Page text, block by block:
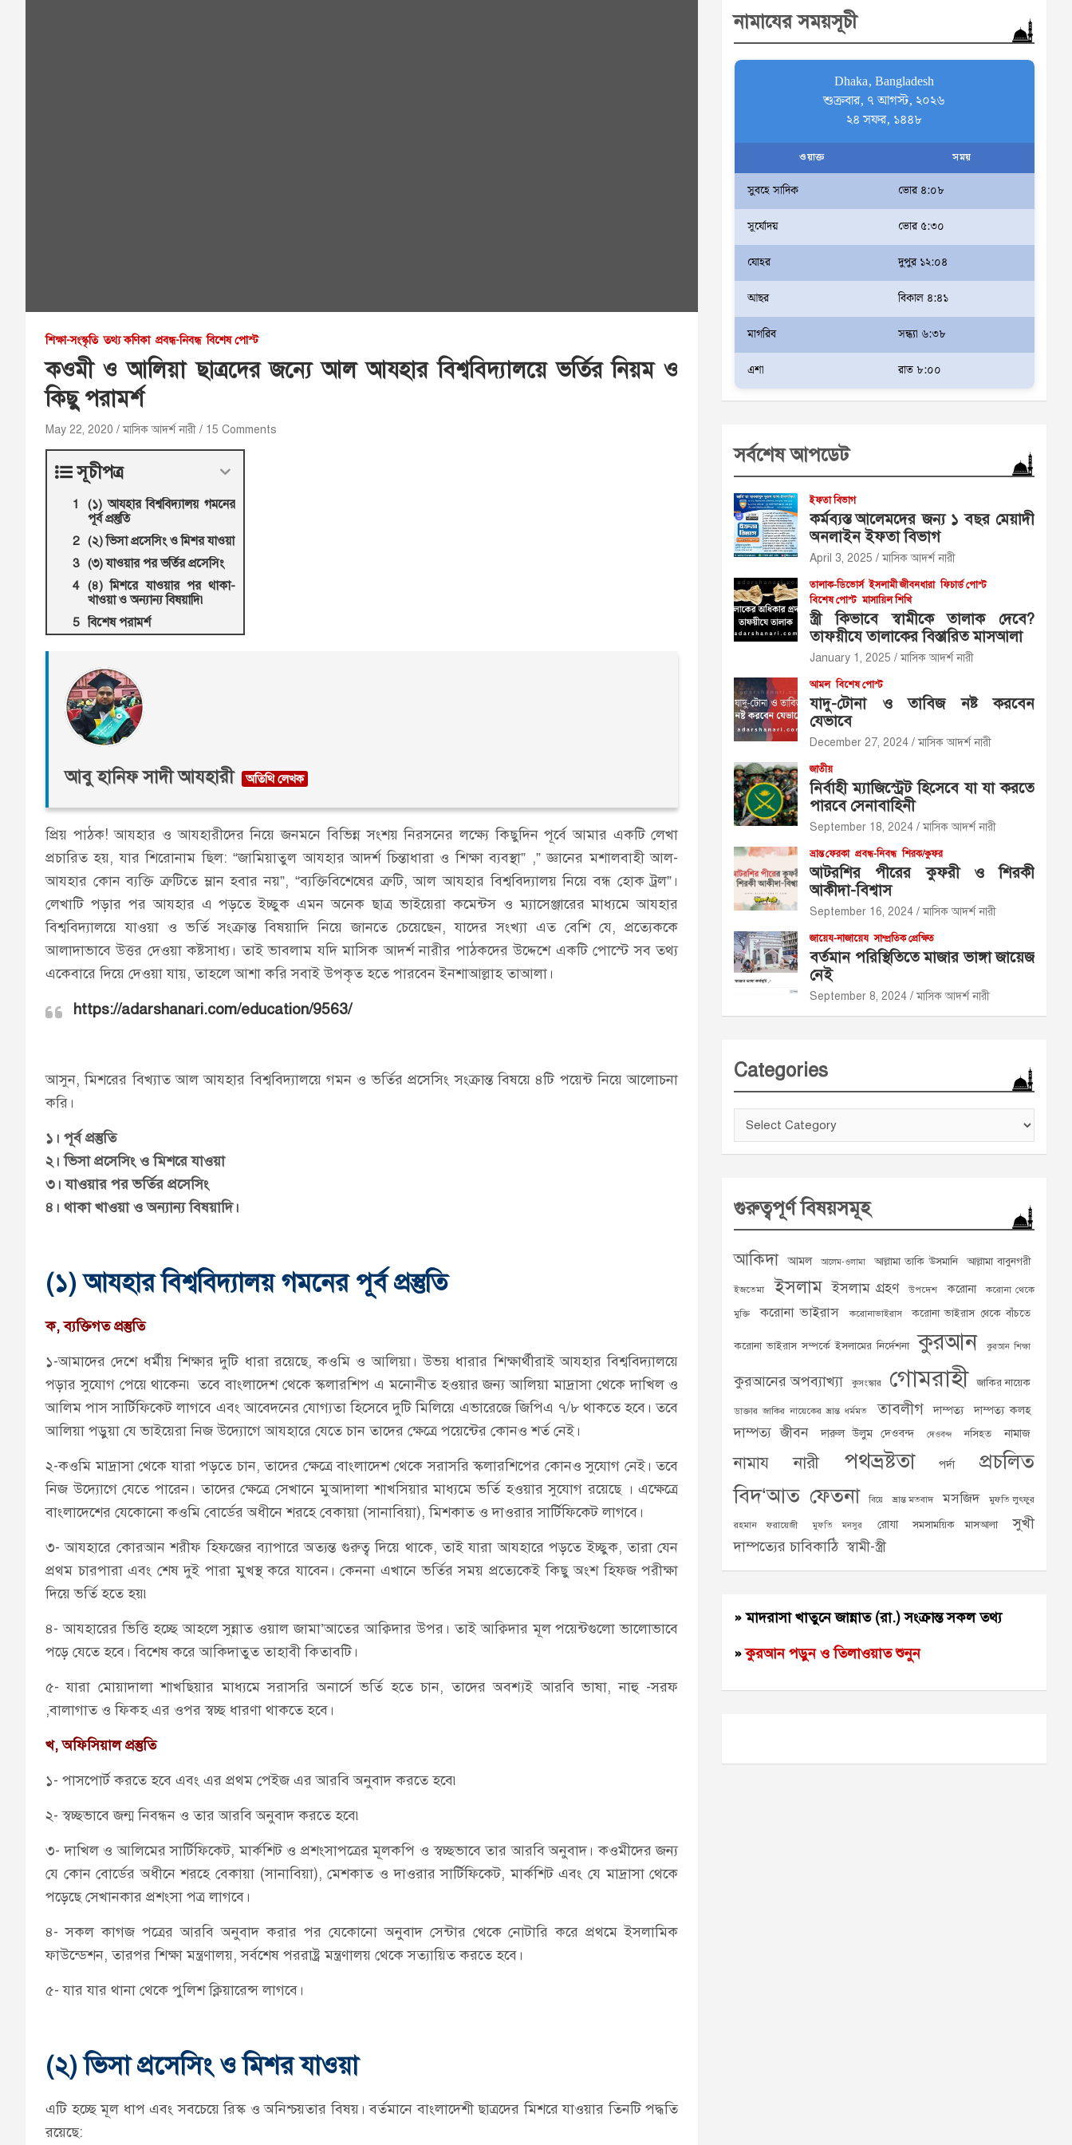
শিক্ষা-সংস্কৃতি তথ্য কণিকা প্রবন্ধ-নিবন্ধ বিশেষ পোস্ট
কওমী ও আলিয়া ছাত্রদের জন্যে আল আযহার বিশ্ববিদ্যালয়ে ভর্তির নিয়ম ও
কিছু পরামর্শ
May 22, 2020 মাসিক আদর্শ নারী 15 Comments
সূচীপত্র
(১) আযহার বিশ্ববিদ্যালয় গমনের
পূর্ব প্রস্তুতি
(২) ভিসা প্রসেসিং ও মিশর যাওয়া
(৩) যাওয়ার পর ভর্তির প্রসেসিং
(৪) মিশরে যাওয়ার পর থাকা-
খাওয়া ও অন্যান্য বিষয়াদি৷
বিশেষ পরামর্শ
আবু হানিফ সাদী আযহারী
প্রিয় পাঠক! আযহার ও আযহারীদের নিয়ে জনমনে বিভিন্ন সংশয় নিরসনের লক্ষ্যে কিছুদিন পূর্বে আমার একটি লেখা
প্রচারিত হয়, যার শিরোনাম ছিল: “জামিয়াতুল আযহার আদর্শ চিন্তাধারা ও শিক্ষা ব্যবস্থা” ,” জ্ঞানের মশালবাহী আল-
আযহার কোন ব্যক্তি ত্রুটিতে ম্লান হবার নয়”, “ব্যক্তিবিশেষের ত্রুটি, আল আযহার বিশ্ববিদ্যালয় নিয়ে বন্ধ হোক ট্রল”।
লেখাটি পড়ার পর আযহার এ পড়তে ইচ্ছুক এমন অনেক ছাত্র ভাইয়েরা কমেন্টস ও ম্যাসেঞ্জারের মাধ্যমে আযহার
বিশ্ববিদ্যালয়ে যাওয়া ও ভর্তি সংক্রান্ত বিষয়াদি নিয়ে জানতে চেয়েছেন, যাদের সংখ্যা এত বেশি যে, প্রত্যেককে
আলাদাভাবে উত্তর দেওয়া কষ্টসাধ্য। তাই ভাবলাম যদি মাসিক আদর্শ নারীর পাঠকদের উদ্দেশে একটি পোস্টে সব তথ্য
একেবারে দিয়ে দেওয়া যায়, তাহলে আশা করি সবাই উপকৃত হতে পারবেন ইনশাআল্লাহ তাআলা।
https://adarshanari.com/education/9563/
আসুন, মিশরের বিখ্যাত আল আযহার বিশ্ববিদ্যালয়ে গমন ও ভর্তির প্রসেসিং সংক্রান্ত বিষয়ে ৪টি পয়েন্ট নিয়ে আলোচনা
করি।
১। পূর্ব প্রস্তুতি
২। ভিসা প্রসেসিং ও মিশরে যাওয়া
৩। যাওয়ার পর ভর্তির প্রসেসিং
৪। থাকা খাওয়া ও অন্যান্য বিষয়াদি।
(১)আযহার বিশ্ববিদ্যালয় গমনের পূর্ব প্রস্তুতি
ক, ব্যক্তিগত প্রস্তুতি
১-আমাদের দেশে ধর্মীয় শিক্ষার দুটি ধারা রয়েছে, কওমি ও আলিয়া। উভয় ধারার শিক্ষার্থীরাই আযহার বিশ্ববিদ্যালয়ে
পড়ার সুযোগ পেয়ে থাকেন৷ তবে বাংলাদেশ থেকে স্কলারশিপ এ মনোনীত হওয়ার জন্য আলিয়া মাদ্রাসা থেকে দাখিল ও
আলিম পাস সার্টিফিকেট লাগবে এবং আবেদনের যোগ্যতা হিসেবে দুটি মিলিয়ে এভারেজে জিপিএ ৭/৮ থাকতে হবে। তবে
আলিয়া পড়ুয়া যে ভাইয়েরা নিজ উদ্যোগে আযহারে যেতে চান তাদের ক্ষেত্রে পয়েন্টের কোনও শর্ত নেই।
২-কওমি মাদ্রাসা থেকে যারা পড়তে চান, তাদের ক্ষেত্রে বাংলাদেশ থেকে সরাসরি স্কলারশিপের কোনও সুযোগ নেই। তবে
নিজ উদ্যোগে যেতে পারেন। তাদের ক্ষেত্রে সেখানে মুআদালা শাখসিয়ার মাধ্যমে ভর্তি হওয়ার সুযোগ রয়েছে । এক্ষেত্রে
বাংলাদেশের যেকোনো কওমি বোর্ডের অধীনে শরহে বেকায়া (সানাবিয়া), মিশকাত ও দাওরার সার্টিফিকেট লাগবে।
৩- আযহারে কোরআন শরীফ হিফজের ব্যাপারে অত্যন্ত গুরুত্ব দিয়ে থাকে, তাই যারা আযহারে পড়তে ইচ্ছুক, তারা যেন
প্রথম চারপারা এবং শেষ দুই পারা মুখস্থ করে যাবেন। কেননা এখানে ভর্তির সময় প্রত্যেকেই কিছু অংশ হিফজ পরীক্ষা
দিয়ে ভর্তি হতে হয়৷
৪- আযহারের ভিত্তি হচ্ছে আহলে সুন্নাত ওয়াল জামা’আতের আক্বিদার উপর। তাই আক্বিদার মূল পয়েন্টগুলো ভালোভাবে
পড়ে যেতে হবে। বিশেষ করে আকিদাতুত তাহাবী কিতাবটি।
৫- যারা মোয়াদালা শাখছিয়ার মাধ্যমে সরাসরি অনার্সে ভর্তি হতে চান, তাদের অবশ্যই আরবি ভাষা, নাহু -সরফ
,বালাগাত ও ফিকহ এর ওপর স্বচ্ছ ধারণা থাকতে হবে।
খ, অফিসিয়াল প্রস্তুতি
১- পাসপোর্ট করতে হবে এবং এর প্রথম পেইজ এর আরবি অনুবাদ করতে হবে৷
২- স্বচ্ছভাবে জন্ম নিবন্ধন ও তার আরবি অনুবাদ করতে হবে৷
৩- দাখিল ও আলিমের সার্টিফিকেট, মার্কশিট ও প্রশংসাপত্রের মূলকপি ও স্বচ্ছভাবে তার আরবি অনুবাদ। কওমীদের জন্য
যে কোন বোর্ডের অধীনে শরহে বেকায়া (সানাবিয়া), মেশকাত ও দাওরার সার্টিফিকেট, মার্কশিট এবং যে মাদ্রাসা থেকে
পড়েছে সেখানকার প্রশংসা পত্র লাগবে।
৪- সকল কাগজ পত্রের আরবি অনুবাদ করার পর যেকোনো অনুবাদ সেন্টার থেকে নোটারি করে প্রথমে ইসলামিক
ফাউন্ডেশন, তারপর শিক্ষা মন্ত্রণালয়, সর্বশেষ পররাষ্ট্র মন্ত্রণালয় থেকে সত্যায়িত করতে হবে।
৫- যার যার থানা থেকে পুলিশ ক্লিয়ারেন্স লাগবে।
(২)ভিসা প্রসেসিং ও মিশর যাওয়া
এটি হচ্ছে মূল ধাপ এবং সবচেয়ে রিস্ক ও অনিশ্চয়তার বিষয়। বর্তমানে বাংলাদেশী ছাত্রদের মিশরে যাওয়ার তিনটি পদ্ধতি
রয়েছে:
c
h
নামাযের সময়সূচী
Dhaka, Bangladesh
শুক্রবার, ৭ আগস্ট, ২০২৬
২৪ সফর, ১৪৪৮
ওয়াক্ত সময়
সুবহে সাদিক ভোর ৪:০৮
সূর্যোদয় ভোর ৫:৩০
যোহর দুপুর ১২:০৪
আছর বিকাল ৪:৪১
মাগরিব সন্ধ্যা ৬:৩৮
এশা রাত ৮:০০
সর্বশেষ আপডেট
ইফতা বিভাগ
কর্মব্যস্ত আলেমদের জন্য ১ বছর মেয়াদী
অনলাইন ইফতা বিভাগ
April 3, 2025 মাসিক আদর্শ নারী
তালাক-ডিভোর্স ইসলামী জীবনধারা ফিচার্ড পোস্ট
বিশেষ পোস্ট মাসায়িল শিখি
স্ত্রী কিভাবে স্বামীকে তালাক দেবে?
তাফয়ীযে তালাকের বিস্তারিত মাসআলা
January 1, 2025 মাসিক আদর্শ নারী
আমল বিশেষ পোস্ট
যাদু-টোনা ও তাবিজ নষ্ট করবেন
যেভাবে
December 27, 2024 মাসিক আদর্শ নারী
জাতীয়
নির্বাহী ম্যাজিস্ট্রেট হিসেবে যা যা করতে
পারবে সেনাবাহিনী
September 18, 2024 মাসিক আদর্শ নারী
ভ্রান্ত ফেরকা প্রবন্ধ-নিবন্ধ শিরক/কুফর
আটরশির পীরের কুফরী ও শিরকী
আকীদা-বিশ্বাস
September 16, 2024 মাসিক আদর্শ নারী
জায়েয-নাজায়েয সাম্প্রতিক প্রেক্ষিত
বর্তমান পরিস্থিতিতে মাজার ভাঙ্গা জায়েজ
নেই
September 8, 2024 মাসিক আদর্শ নারী
Categories
Categories
গুরুত্বপূর্ণ বিষয়সমূহ
আকিদা আমল আলেম-ওলামা আল্লামা তাকি উসমানি আল্লামা বাবুনগরী
ইজতেমা ইসলাম ইসলাম গ্রহণ উপদেশ করোনা করোনা থেকে
মুক্তি করোনা ভাইরাস করোনাভাইরাস করোনা ভাইরাস থেকে বাঁচতে
করোনা ভাইরাস সম্পর্কে ইসলামের নির্দেশনা কুরআন কুরআন শিক্ষা
কুরআনের অপব্যাখ্যা কুসংস্কার গোমরাহী জাকির নায়েক
ডাক্তার জাকির নায়েকের ভ্রান্ত ধর্মমত তাবলীগ দাম্পত্য দাম্পত্য কলহ
দাম্পত্য জীবন দারুল উলুম দেওবন্দ দেওবন্দ নসিহত নামাজ
নামায নারী পথভ্রষ্টতা পর্দা
প্রচলিত
বিদ‘আত ফেতনা বিয়ে ভ্রান্ত মতবাদ মসজিদ মুফতি লুৎফুর
রহমান ফরায়েজী মুফতি মনসুর রোযা সমসাময়িক মাসআলা
সুখী
দাম্পত্যের চাবিকাঠি স্বামী-স্ত্রী
» মাদরাসা খাতুনে জান্নাত (রা.) সংক্রান্ত সকল তথ্য
» কুরআন পড়ুন ও তিলাওয়াত শুনুন